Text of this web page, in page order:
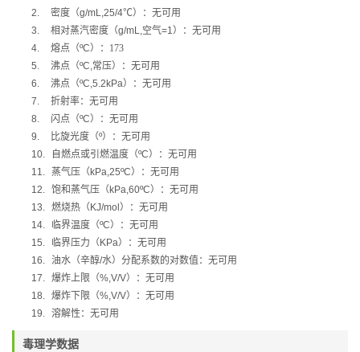
2.
密度（g/mL,25/4℃）：无可用
3.
相对蒸汽密度（g/mL,空气=1）：无可用
4.
熔点（ºC）：173
5.
沸点（ºC,常压）：无可用
6.
沸点（ºC,5.2kPa）：无可用
7.
折射率：无可用
8.
闪点（ºC）：无可用
9.
比旋光度（º）：无可用
10.
自燃点或引燃温度（ºC）：无可用
11.
蒸气压（ kPa,25ºC）：无可用
12. 饱和蒸气压（ kPa,60ºC）：无可用
13. 燃烧热（ KJ/mol ）：无可用
14.
临界温度（ºC）：无可用
15.
临界压力（ KPa）：无可用
16. 油水（辛醇/水）分配系数的对数值：无可用
17. 爆炸上限（%,V/V）：无可用
18. 爆炸下限（%,V/V）：无可用
19. 溶解性：无可用
毒理学数据